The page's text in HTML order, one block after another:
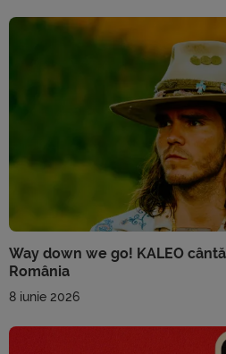
Way down we go! KALEO
România
8 iunie 2026